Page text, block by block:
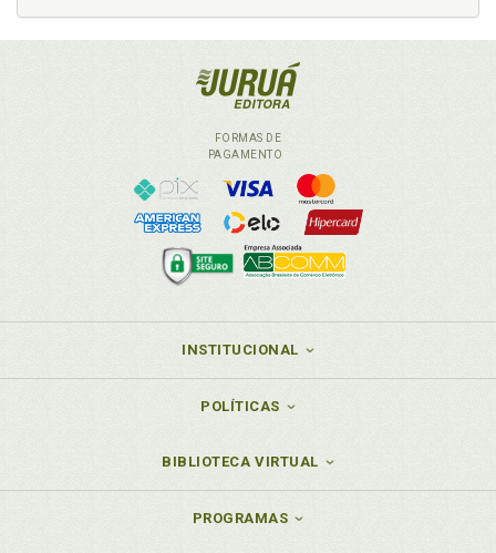
FORMAS DE
PAGAMENTO
INSTITUCIONAL
POLÍTICAS
BIBLIOTECA VIRTUAL
PROGRAMAS